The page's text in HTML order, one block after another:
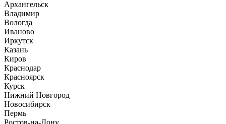
Архангельск
Владимир
Вологда
Иваново
Иркутск
Казань
Киров
Краснодар
Красноярск
Курск
Нижний Новгород
Новосибирск
Пермь
Ростов-на-Дону